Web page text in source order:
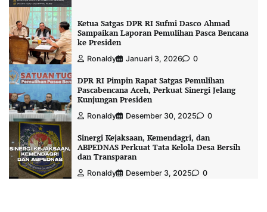
Ketua Satgas DPR RI Sufmi Dasco Ahmad
Sampaikan Laporan Pemulihan Pasca Bencana
ke Presiden
Ronaldy Januari 3, 2026 0
DPR RI Pimpin Rapat Satgas Pemulihan
Pascabencana Aceh, Perkuat Sinergi Jelang
Kunjungan Presiden
Ronaldy Desember 30, 2025 0
Sinergi Kejaksaan, Kemendagri, dan
ABPEDNAS Perkuat Tata Kelola Desa Bersih
dan Transparan
Ronaldy Desember 3, 2025 0